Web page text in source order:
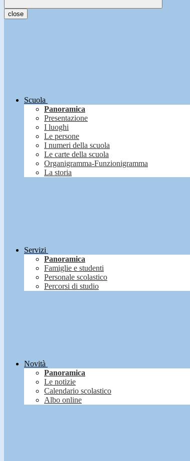
close
Scuola
Panoramica
Presentazione
I luoghi
Le persone
I numeri della scuola
Le carte della scuola
Organigramma-Funzionigramma
La storia
Servizi
Panoramica
Famiglie e studenti
Personale scolastico
Percorsi di studio
Novità
Panoramica
Le notizie
Calendario scolastico
Albo online